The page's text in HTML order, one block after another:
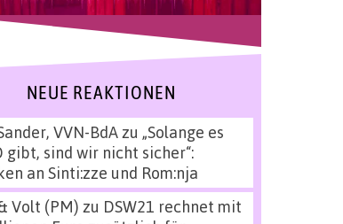
NEUE REAKTIONEN
VVN-BdAzu „Solange es
gibt, sind wir nicht sicher“:
an Sinti:zze und Rom:nja
Volt (PM) zu DSW21 rechnet mit